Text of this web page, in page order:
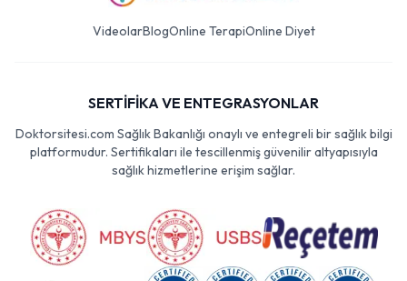
VideolarBlogOnline TerapiOnline Diyet
SERTİFİKA VE ENTEGRASYONLAR
Doktorsitesi.com Sağlık Bakanlığı onaylı ve entegreli bir sağlık bilgi
platformudur. Sertifikaları ile tescillenmiş güvenilir altyapısıyla
sağlık hizmetlerine erişim sağlar.